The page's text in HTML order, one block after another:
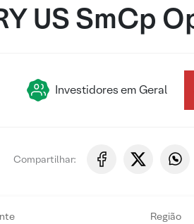
US SmCp
Investidores em Geral
Compartilhar:
Região